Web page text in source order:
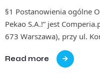
§1 Postanowienia ogólne
Pekao S.A.!” jest
673 Warszawa), przy ul.
Read more